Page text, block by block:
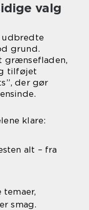
valg
udbredte
grund.
grænsefladen,
tilføjet
der gør
klare:
alt – fra
smag.